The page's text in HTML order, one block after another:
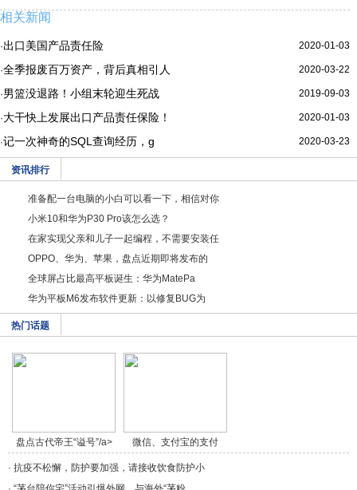
相关新闻
2020-01-03
·出口美国产品责任险
2020-03-22
·全季报废百万资产，背后真相引人
2019-09-03
·男篮没退路！小组末轮迎生死战
2020-01-03
·大干快上发展出口产品责任保险！
2020-03-23
·记一次神奇的SQL查询经历，g
资讯排行
准备配一台电脑的小白可以看一下，相信对你
小米10和华为P30 Pro该怎么选？
在家实现父亲和儿子一起编程，不需要安装任
OPPO、华为、苹果，盘点近期即将发布的
全球屏占比最高平板诞生：华为MatePa
华为平板M6发布软件更新：以修复BUG为
热门话题
盘点古代帝王“谥号”/a>
微信、支付宝的支付
方/a>
· 抗疫不松懈，防护要加强，请接收饮食防护小